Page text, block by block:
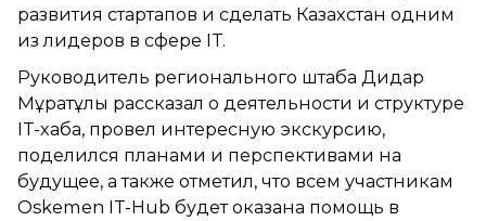
развития стартапов и сделать Казахстан одним
из лидеров в сфере IT.
Руководитель регионального штаба Дидар
Мұратұлы рассказал о деятельности и структуре
IT-хаба, провел интересную экскурсию,
поделился планами и перспективами на
будущее, а также отметил, что всем участникам
Oskemen IT-Hub будет оказана помощь в